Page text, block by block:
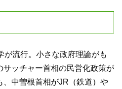
流行。小さな政府理論がも
ッチャー首相の民営化政策が
、中曽根首相がJR（鉄道）や